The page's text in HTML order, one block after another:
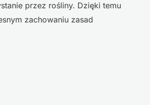
przez rośliny. Dzięki temu
zachowaniu zasad